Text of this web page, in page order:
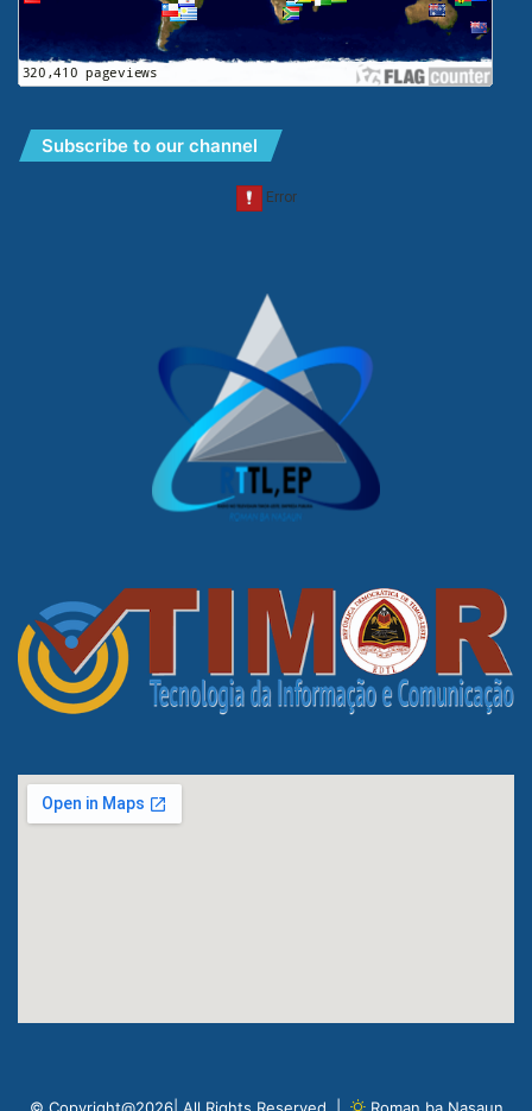
Subscribe to our channel
© Copyright@2026| All Rights Reserved | Roman ba Nasaun